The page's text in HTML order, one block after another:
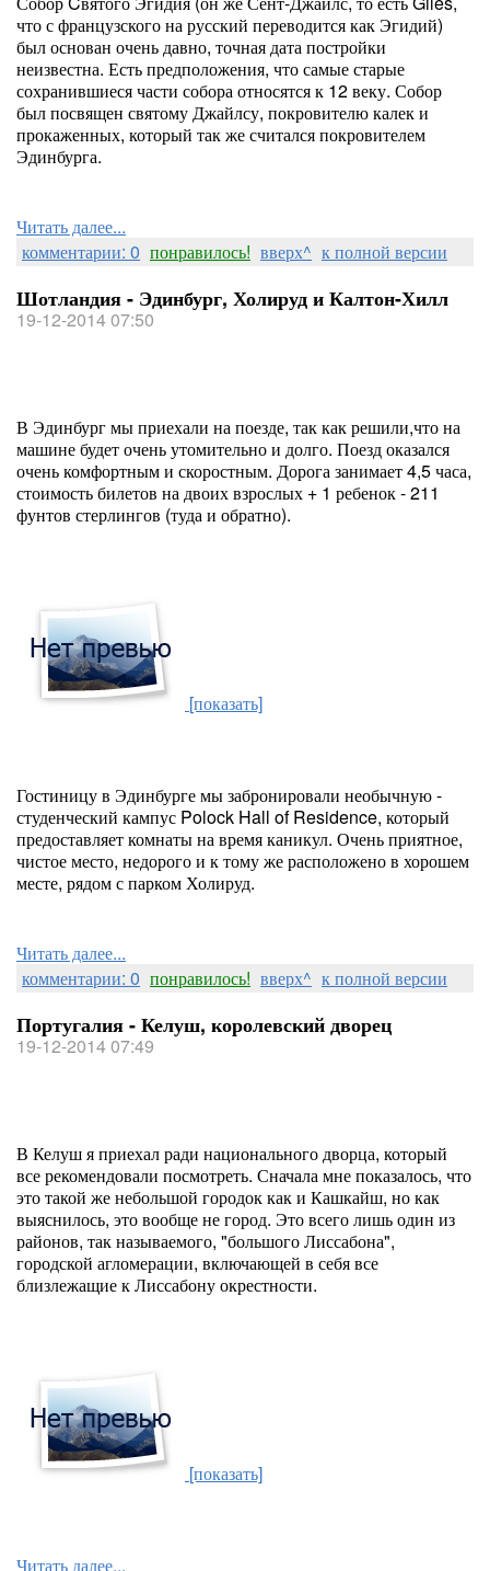
что с французского на русский переводится как Эгидий)
был основан очень давно, точная дата постройки
неизвестна. Есть предположения, что самые старые
сохранившиеся части собора относятся к 12 веку. Собор
был посвящен святому Джайлсу, покровителю калек и
прокаженных, который так же считался покровителем
Эдинбурга.
Читать далее...
комментарии: 0 понравилось! вверх^ к полной версии
Шотландия - Эдинбург, Холируд и Калтон-Хилл
19-12-2014 07:50
В Эдинбург мы приехали на поезде, так как решили,что на
машине будет очень утомительно и долго. Поезд оказался
очень комфортным и скоростным. Дорога занимает 4,5 часа,
стоимость билетов на двоих взрослых + 1 ребенок - 211
фунтов стерлингов (туда и обратно).
[показать]
Гостиницу в Эдинбурге мы забронировали необычную -
студенческий кампус Polock Hall of Residence, который
предоставляет комнаты на время каникул. Очень приятное,
чистое место, недорого и к тому же расположено в хорошем
месте, рядом с парком Холируд.
Читать далее...
комментарии: 0 понравилось! вверх^ к полной версии
Португалия - Келуш, королевский дворец
19-12-2014 07:49
В Келуш я приехал ради национального дворца, который
все рекомендовали посмотреть. Сначала мне показалось, что
это такой же небольшой городок как и Кашкайш, но как
выяснилось, это вообще не город. Это всего лишь один из
районов, так называемого, "большого Лиссабона",
городской агломерации, включающей в себя все
близлежащие к Лиссабону окрестности.
[показать]
Читать далее...